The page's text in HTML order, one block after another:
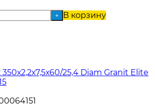
+ В корзину
25,4 Diam Granit Elite